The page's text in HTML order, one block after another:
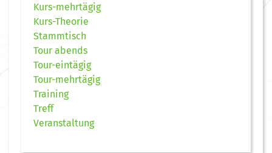
Kurs-mehrtägig
Kurs-Theorie
Stammtisch
Tour abends
Tour-eintägig
Tour-mehrtägig
Training
Treff
Veranstaltung